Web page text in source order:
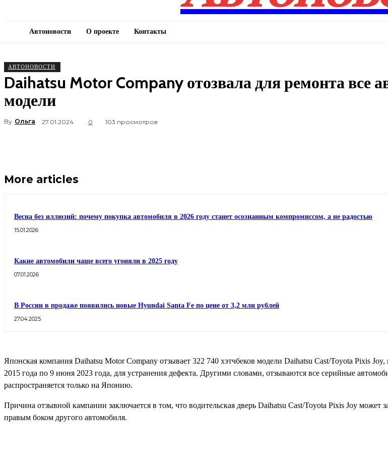
Автоновости О проекте Контакты
АВТОНОВОСТИ
Daihatsu Motor Company отозвала для ремонта все
модели
By Ольга 27.01.2024 0 103 просмотров
More articles
Весна без иллюзий: почему покупка автомобиля в 2026 году станет осознанным компромиссом, а не радостью
15.01.2026
Какие автомобили чаще всего угоняли в 2025 году
07.01.2026
В России в продаже появились новые Hyundai Santa Fe по цене от 3,2 млн рублей
27.04.2025
Японская компания Daihatsu Motor Company отзывает 322 740 хэтчбеков модели Daihatsu Cast/Toyota Pixis
2015 года по 9 июня 2023 года, для устранения дефекта. Другими словами, отзываются все серийные
распространяется только на Японию.
Причина отзывной кампании заключается в том, что водительская дверь Daihatsu Cast/Toyota Pixis Joy может
правым боком другого автомобиля.